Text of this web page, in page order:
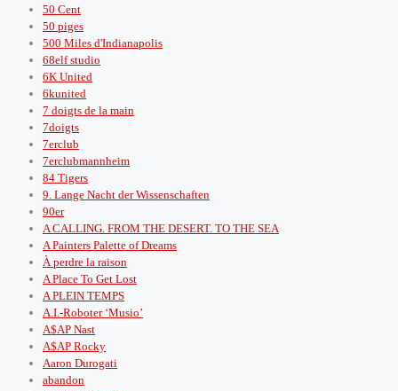
50 Cent
50 piges
500 Miles d'Indianapolis
68elf studio
6K United
6kunited
7 doigts de la main
7doigts
7erclub
7erclubmannheim
84 Tigers
9. Lange Nacht der Wissenschaften
90er
A CALLING. FROM THE DESERT. TO THE SEA
A Painters Palette of Dreams
À perdre la raison
A Place To Get Lost
A PLEIN TEMPS
A.I.-Roboter ‘Musio’
A$AP Nast
A$AP Rocky
Aaron Durogati
abandon